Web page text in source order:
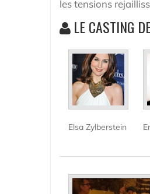
les tensions
LE CASTING
Elsa Zylberstein